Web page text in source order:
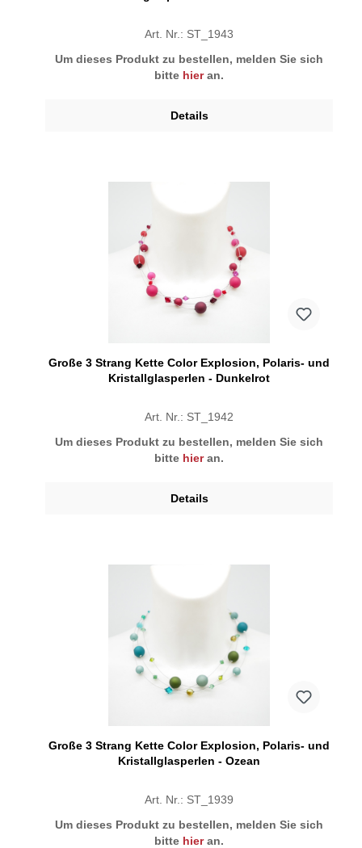
Art. Nr.: ST_1943
Um dieses Produkt zu bestellen, melden Sie sich
bitte hieran.
Details
Große 3 Strang Kette Color Explosion, Polaris- und
Kristallglasperlen - Dunkelrot
Art. Nr.: ST_1942
Um dieses Produkt zu bestellen, melden Sie sich
bitte hieran.
Details
Große 3 Strang Kette Color Explosion, Polaris- und
Kristallglasperlen - Ozean
Art. Nr.: ST_1939
Um dieses Produkt zu bestellen, melden Sie sich
bitte hieran.